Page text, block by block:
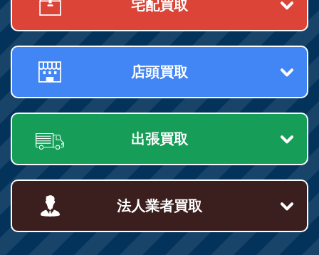
宅配買取
店頭買取
出張買取
法人業者買取